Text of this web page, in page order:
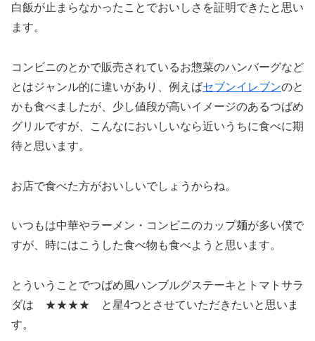
白飯が止まらなかったことでおいしさを証明できたと思い
ます。
コンビニのとかで販売されているお惣菜のハンバーグなど
とはジャンル的に違いがあり、例えばセブンイレブンのと
かも食べましたが、少し値段が高いイメージのあるつばめ
グリルですが、こんなにおいしいなら近いうちに食べに期
待と思います。
お店で食べた方がおいしいでしょうからね。
いつもは中華やラーメン・コンビニのカップ麺が多い僕で
すが、時にはこうした食べ物も食べようと思います。
とういうことでつばめ風ハンブルグステーキとトマトサラ
ダは ★★★★ と星4つとさせていただきたいと思いま
す。